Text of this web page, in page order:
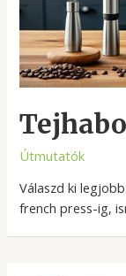
Útmutatók
Válaszd ki
french press-ig,